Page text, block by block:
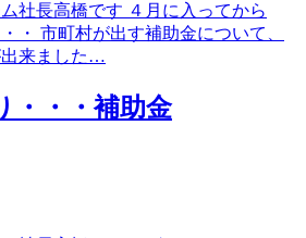
社長高橋です ４月に入ってから
・ 市町村が出す補助金について、
出来ました…
・・・補助金